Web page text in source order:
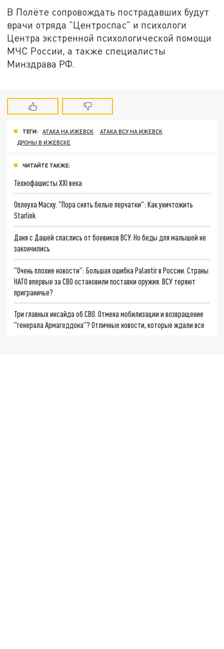
В Полёте сопровождать пострадавших будут
врачи отряда "Центроспас" и психологи
Центра экстренной психологической помощи
МЧС России, а также специалисты
Минздрава РФ.
ТЕГИ: АТАКА НА ИЖЕВСК
АТАКА ВСУ НА ИЖЕВСК
ДРОНЫ В ИЖЕВСКЕ
ЧИТАЙТЕ ТАКЖЕ:
Технофашисты XXI века
Оплеуха Маску. "Пора снять белые перчатки": Как уничтожить
Starlink
Даня с Дашей спаслись от боевиков ВСУ. Но беды для малышей не
закончились
"Очень плохие новости": Большая ошибка Palantir в России. Страны
НАТО впервые за СВО остановили поставки оружия. ВСУ теряют
приграничье?
Три главных инсайда об СВО. Отмена мобилизации и возвращение
"генерала Армагеддона"? Отличные новости, которые ждали все